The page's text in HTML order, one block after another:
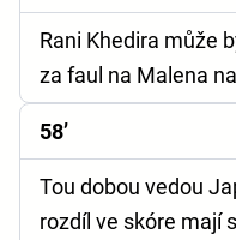
Rani Khedira může
za faul na Malena
58’
Tou dobou vedou
rozdíl ve skóre mají